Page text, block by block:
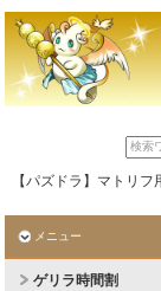
【パズドラ】マトリ
メニュー
ゲリラ時間割